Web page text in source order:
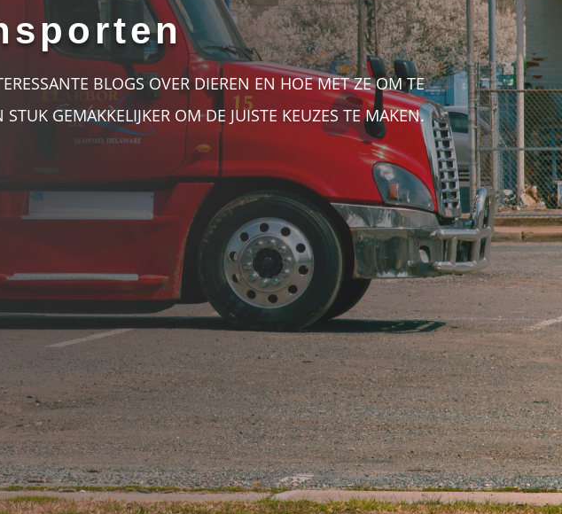
BLOGS OVER DIEREN EN HOE MET ZE OM TE
GEMAKKELIJKER OM DE JUISTE KEUZES TE MAKEN.